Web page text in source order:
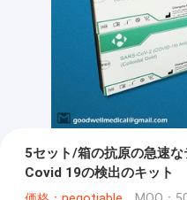
5セット/箱の抗原の急速
Covid 19の検出のキット